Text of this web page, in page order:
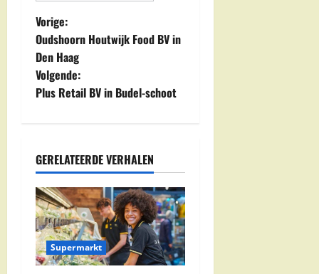
B
e
r
c
h
t
n
a
Vorige:
Oudshoorn Houtwijk Food BV in
Den Haag
Volgende:
Plus Retail BV in Budel-schoot
GERELATEERDE VERHALEN
Supermarkt